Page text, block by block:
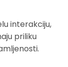
interakciju,
priliku